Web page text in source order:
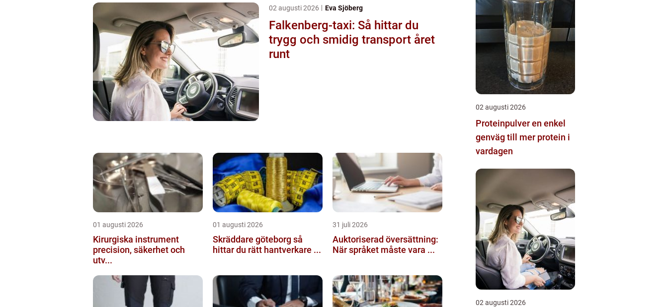
02 augusti 2026 Eva Sjöberg
Falkenberg-taxi: Så hittar du
trygg och smidig transport året
runt
01 augusti 2026
Kirurgiska instrument
precision, säkerhet och
utv...
01 augusti 2026
Skräddare göteborg så
hittar du rätt hantverkare ...
31 juli 2026
Auktoriserad översättning:
När språket måste vara ...
02 augusti 2026
Proteinpulver en enkel
genväg till mer protein i
vardagen
02 augusti 2026